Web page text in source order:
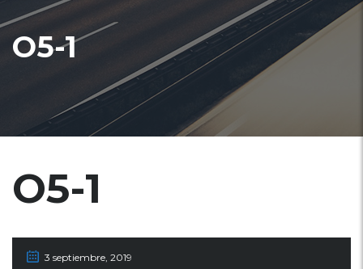
O5-1
O5-1
3 septiembre, 2019